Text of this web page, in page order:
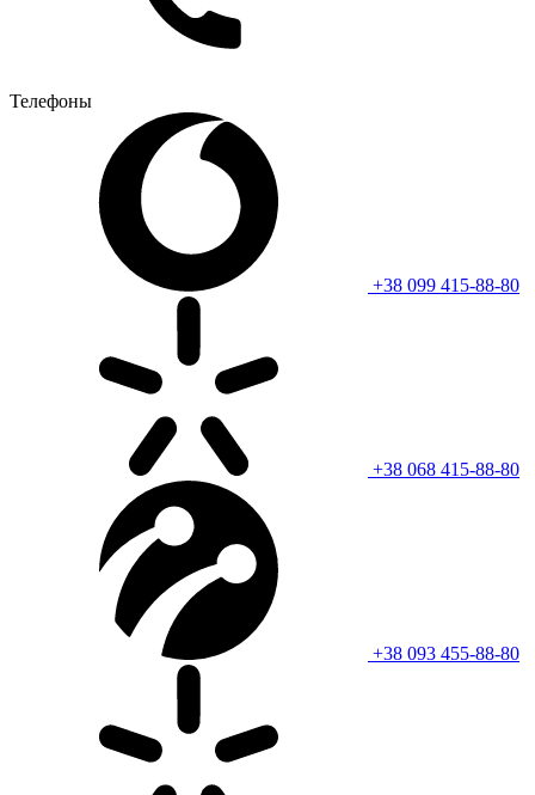
Телефоны
+38 099 415-88-80
+38 068 415-88-80
+38 093 455-88-80